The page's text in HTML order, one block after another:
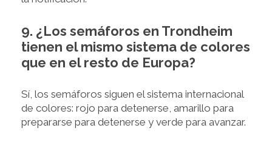
9. ¿Los semáforos en Trondheim
tienen el mismo sistema de colores
que en el resto de Europa?
Sí, los semáforos siguen el sistema internacional
de colores: rojo para detenerse, amarillo para
prepararse para detenerse y verde para avanzar.